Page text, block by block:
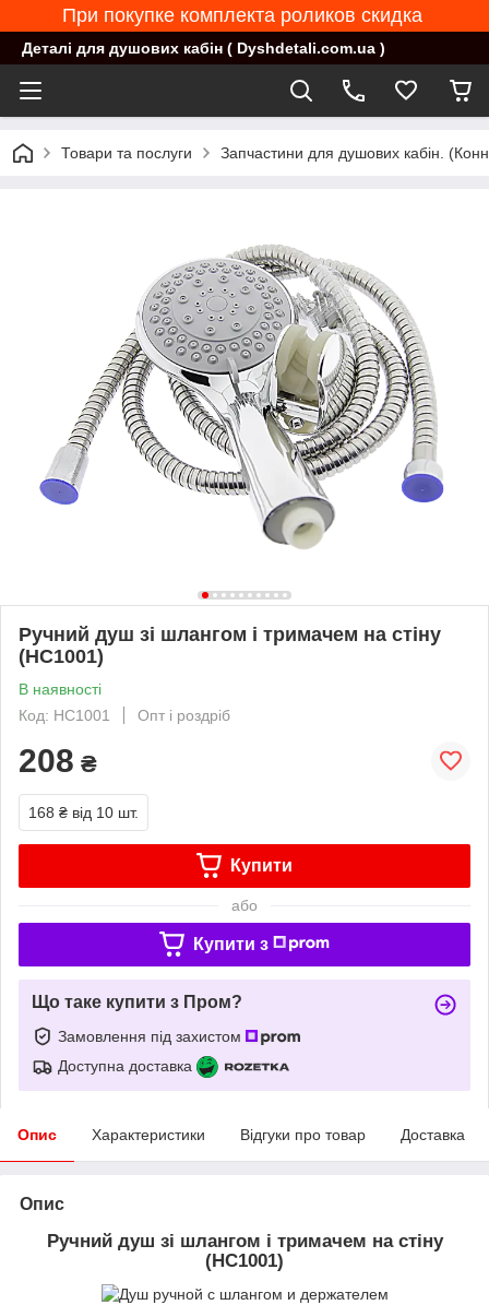
При покупке комплекта роликов скидка
Деталі для душових кабін ( Dyshdetali.com.ua )
Товари та послуги Запчастини для душових кабін.
Ручний душ зі шлангом і тримачем на стіну
(HC1001)
В наявності
Код: НС1001
Опт і роздріб
208 ₴
168 ₴ від 10 шт.
Купити
або
Купити з
Що таке купити з Пром?
Замовлення під захистом
Доступна доставка
Опис Характеристики Відгуки про товар Доставка
Опис
Ручний душ зі шлангом і тримачем на стіну
(HC1001)